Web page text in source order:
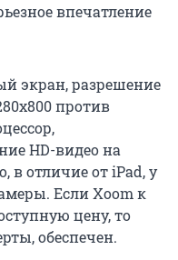
впечатление
экран, разрешение
против
HD-видео на
в отличие от iPad, у
Если Xoom к
цену, то
обеспечен.